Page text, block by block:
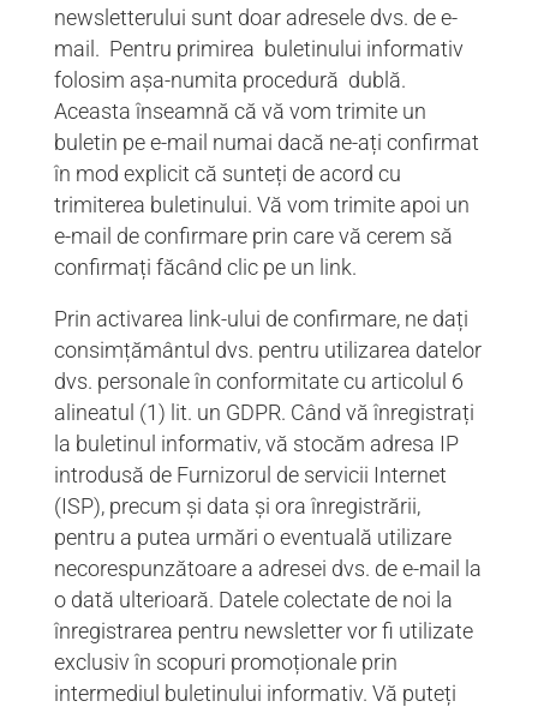
newsletterului sunt doar adresele dvs. de e-
mail. Pentru primirea buletinului informativ
folosim așa-numita procedură dublă.
Aceasta înseamnă că vă vom trimite un
buletin pe e-mail numai dacă ne-ați confirmat
în mod explicit că sunteți de acord cu
trimiterea buletinului. Vă vom trimite apoi un
e-mail de confirmare prin care vă cerem să
confirmați făcând clic pe un link.
Prin activarea link-ului de confirmare, ne dați
consimțământul dvs. pentru utilizarea datelor
dvs. personale în conformitate cu articolul 6
alineatul (1) lit. un GDPR. Când vă înregistrați
la buletinul informativ, vă stocăm adresa IP
introdusă de Furnizorul de servicii Internet
(ISP), precum și data și ora înregistrării,
pentru a putea urmări o eventuală utilizare
necorespunzătoare a adresei dvs. de e-mail la
o dată ulterioară. Datele colectate de noi la
înregistrarea pentru newsletter vor fi utilizate
exclusiv în scopuri promoționale prin
intermediul buletinului informativ. Vă puteți